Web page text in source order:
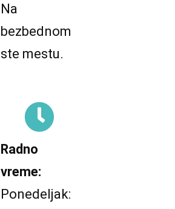
Na
bezbednom
ste mestu.
Radno
vreme:
Ponedeljak: